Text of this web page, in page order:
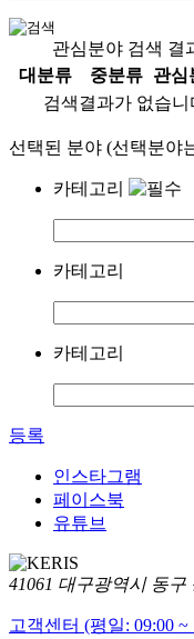
관심분야 검색 결
대분류
중분류
관심
검색결과가 없습니
선택된 분야 (선택분야
카테고리
카테고리
카테고리
등록
인스타그램
페이스북
유튜브
41061 대구광역시 동구
고객센터 (평일: 09:00 ~